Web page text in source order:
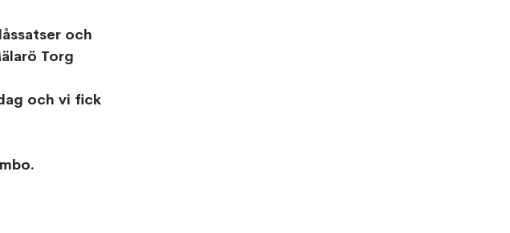
och
Torg
och vi fick